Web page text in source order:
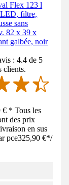
Flex 123 l
LED, filtre,
sans
82 x 39 x
galbée, noir
: 4.4 de 5
clients.
* Tous les
des prix
en sus
pce325,90 €*/